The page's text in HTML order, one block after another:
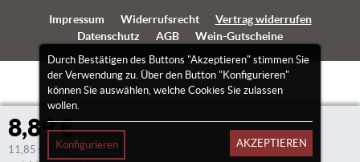
8,89 €
11,85 €/Liter
Durch Bestätigen des Buttons "Akzeptieren" stimmen Sie
der Verwendung zu. Über den Button "Konfigurieren"
können Sie auswählen, welche Cookies Sie zulassen
wollen.
Konfigurieren AKZEPTIEREN
Impressum Widerrufsrecht
Vertrag widerrufen
Datenschutz
AGB Wein-Gutscheine